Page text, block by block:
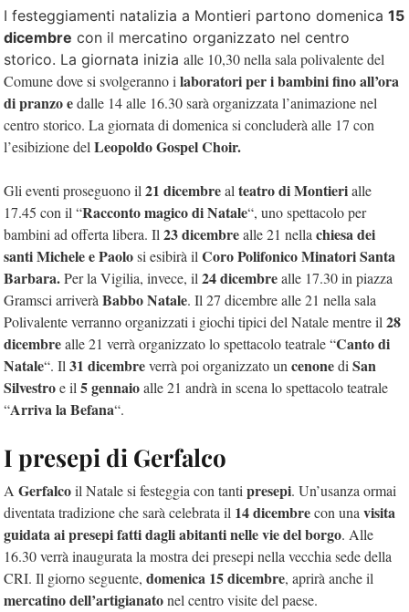
I festeggiamenti natalizia a Montieri partono domenica 15
dicembre con il mercatino organizzato nel centro
storico. La giornata inizia alle 10,30 nella sala polivalente del
Comune dove si svolgeranno i laboratori per i bambini fino all’ora
di pranzo edalle 14 alle 16.30 sarà organizzata l’animazione nel
centro storico. La giornata di domenica si concluderà alle 17 con
l’esibizione del Leopoldo Gospel Choir.
Gli eventi proseguono il 21 dicembreal teatro di Montierialle
17.45 con il “Racconto magico di Natale“, uno spettacolo per
bambini ad offerta libera. Il 23 dicembrealle 21 nella chiesa dei
santi Michele e Paolosi esibirà il Coro Polifonico Minatori Santa
Barbara.Per la Vigilia, invece, il 24 dicembrealle 17.30 in piazza
Gramsci arriverà Babbo Natale. Il 27 dicembre alle 21 nella sala
Polivalente verranno organizzati i giochi tipici del Natale mentre il 28
dicembrealle 21 verrà organizzato lo spettacolo teatrale “Canto di
Natale“. Il 31 dicembreverrà poi organizzato un cenonedi San
Silvestroe il 5 gennaioalle 21 andrà in scena lo spettacolo teatrale
“Arriva la Befana“.
I presepi di Gerfalco
A Gerfalcoil Natale si festeggia con tanti presepi. Un’usanza ormai
diventata tradizione che sarà celebrata il 14 dicembrecon una visita
guidata ai presepi fatti dagli abitanti nelle vie del borgo. Alle
16.30 verrà inaugurata la mostra dei presepi nella vecchia sede della
CRI. Il giorno seguente, domenica 15 dicembre, aprirà anche il
mercatino dell’artigianatonel centro visite del paese.